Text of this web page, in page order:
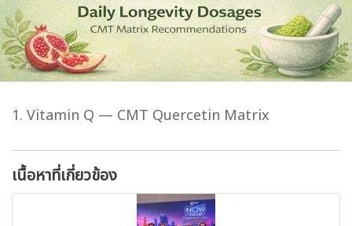
1. Vitamin Q — CMT Quercetin Matrix
เนื้อหาที่เกี่ยวข้อง